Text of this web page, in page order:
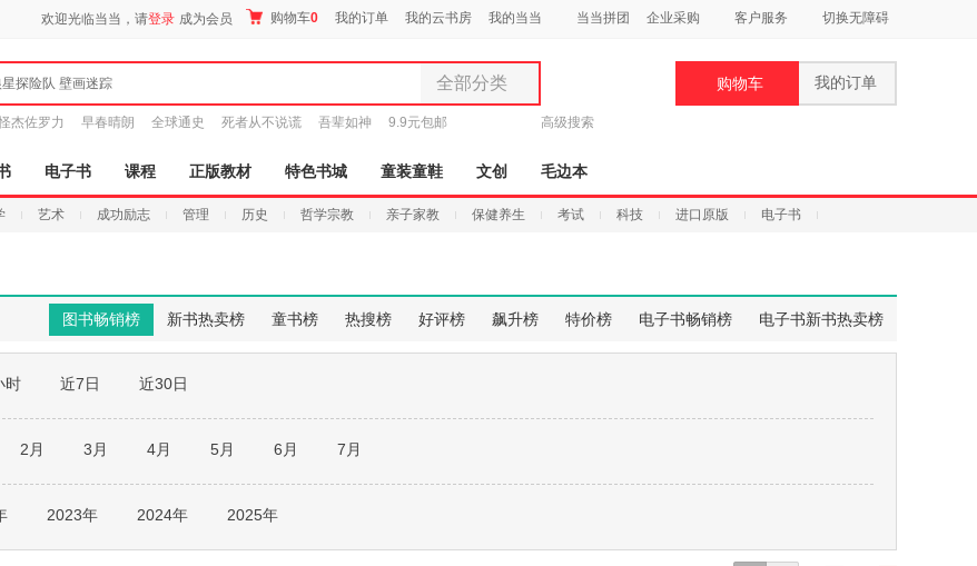
欢迎光临当当，请登录 成为会员 购物车0 我的订单 我的云书房 我的当当 当当拼团 企业采购 客户服务 切换无障碍
星探险队 壁画迷踪 全部分类
全部分类
图书
电子书
音像
玩具
孕婴服饰
杰佐罗力 早春晴朗 全球通史 死者从不说谎 吾辈如神 9.9元包邮 高级搜索
购物车 我的订单
电子书 课程 正版教材 特色书城 童装童鞋 文创 毛边本
艺术 成功励志 管理 历史 哲学宗教 亲子家教 保健养生 考试 科技 进口原版 电子书
图书畅销榜 新书热卖榜 童书榜 热搜榜 好评榜 飙升榜 特价榜 电子书畅销榜 电子书新书热卖榜
时 近7日 近30日
2月 3月 4月 5月 6月 7月
2023年 2024年 2025年